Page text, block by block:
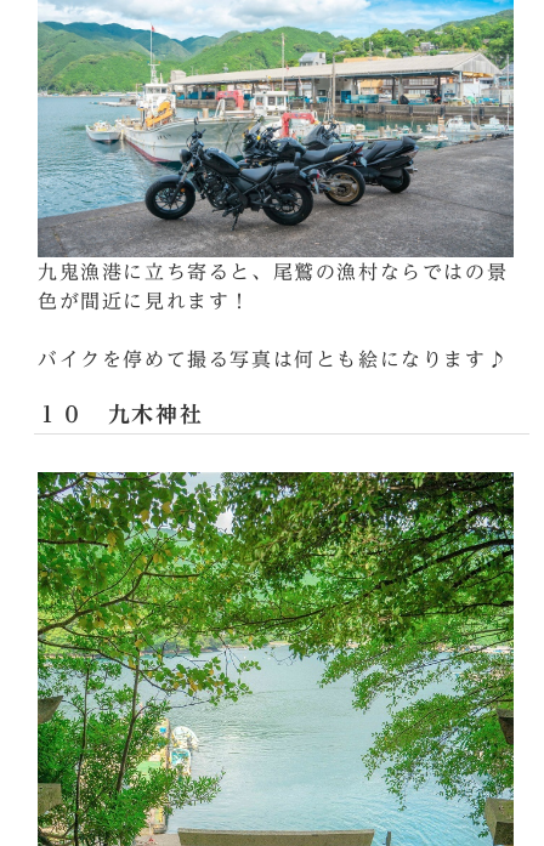
九鬼漁港に立ち寄ると、尾鷲の漁村ならではの景
色が間近に見れます！
バイクを停めて撮る写真は何とも絵になります♪
１０ 九木神社